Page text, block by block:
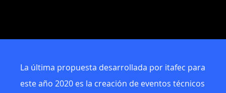
La última propuesta desarrollada por itafec para
este año 2020 es la creación de eventos técnicos